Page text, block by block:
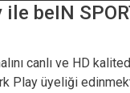
beIN
canlı ve HD
Play üyeliği